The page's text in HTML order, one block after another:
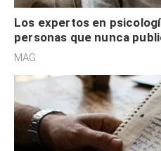
Los expertos en
personas que nunca
redes sociales no
MAG.